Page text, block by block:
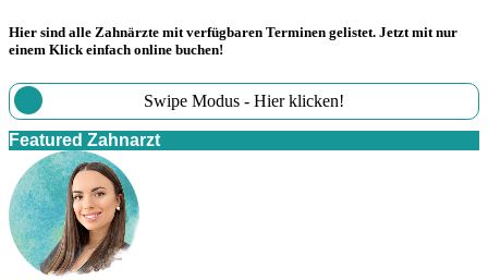
Hier sind alle Zahnärzte mit verfügbaren Terminen gelistet. Jetzt mit nur
einem Klick einfach online buchen!
Swipe Modus - Hier klicken!
Featured Zahnarzt